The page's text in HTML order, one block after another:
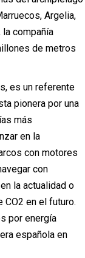
Argelia,
la compañía
de metros
es un referente
pionera por una
más
en la
con motores
con
la actualidad o
en el futuro.
por energía
española en